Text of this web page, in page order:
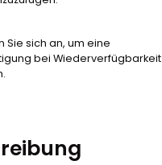
Sie sich an, um eine
bei Wiederverfügbarkeit